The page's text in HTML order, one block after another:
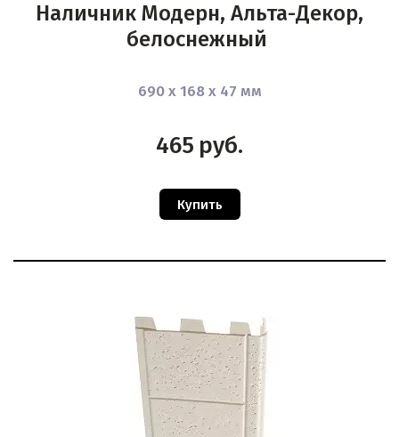
Наличник Модерн, Альта-Декор,
белоснежный
690 х 168 х 47 мм
465 руб.
Купить